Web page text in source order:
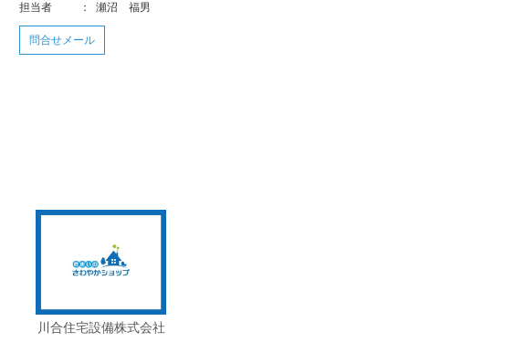
担当者
： 瀬沼 福男
問合せメール
川合住宅設備株式会社